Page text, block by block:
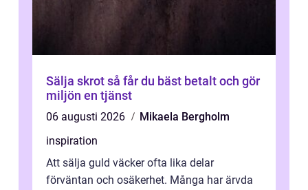
Sälja skrot så får du bäst betalt och gör
miljön en tjänst
06 augusti 2026
Mikaela Bergholm
inspiration
Att sälja guld väcker ofta lika delar
förväntan och osäkerhet. Många har ärvda